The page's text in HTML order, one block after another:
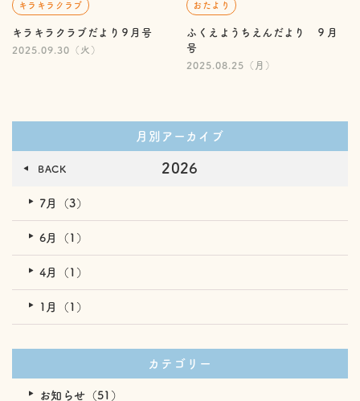
キラキラクラブ
キラキラクラブだより９月号
2025.09.30（火）
おたより
ふくえようちえんだより ９月
号
2025.08.25（月）
月別アーカイブ
BACK 2026
7月（3）
6月（1）
4月（1）
1月（1）
カテゴリー
お知らせ（51）